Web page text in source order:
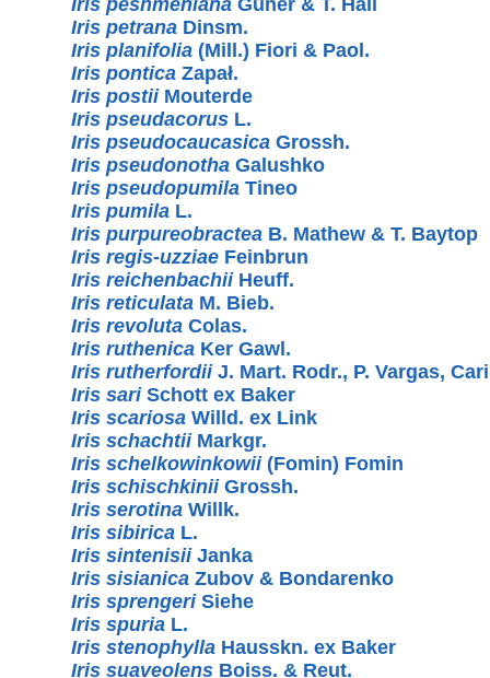
Iris petrana Dinsm.
Iris planifolia (Mill.) Fiori & Paol.
Iris pontica Zapał.
Iris postiiMouterde
Iris pseudacorus L.
Iris pseudocaucasica Grossh.
Iris pseudonotha Galushko
Iris pseudopumila Tineo
Iris pumila L.
Iris purpureobractea B. Mathew & T. Baytop
Iris regis-uzziae Feinbrun
Iris reichenbachiiHeuff.
Iris reticulata M. Bieb.
Iris revoluta Colas.
Iris ruthenica Ker Gawl.
Iris rutherfordiiJ. Mart. Rodr., P. Vargas,
Iris sariSchott ex Baker
Iris scariosa Willd. ex Link
Iris schachtiiMarkgr.
Iris schelkowinkowii(Fomin) Fomin
Iris schischkiniiGrossh.
Iris serotina Willk.
Iris sibirica L.
Iris sintenisiiJanka
Iris sisianica Zubov & Bondarenko
Iris sprengeriSiehe
Iris spuria L.
Iris stenophylla Hausskn. ex Baker
Iris suaveolens Boiss. & Reut.